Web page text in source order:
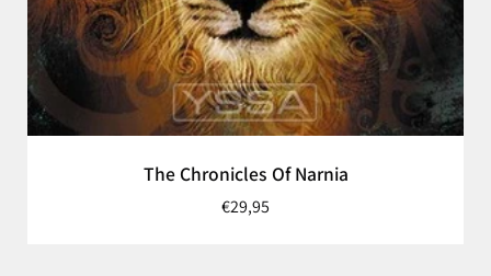
The Chronicles Of Narnia
€29,95